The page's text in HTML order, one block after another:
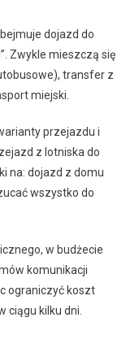
dojazd do
Zwykle mieszczą się
transfer z
miejski.
przejazdu i
z lotniska do
na: dojazd z domu
wszystko do
w budżecie
komunikacji
ograniczyć koszt
ciągu kilku dni.